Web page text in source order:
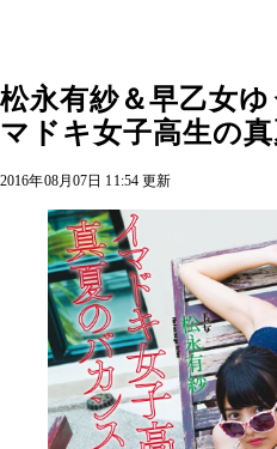
松永有紗＆早乙女
マドキ女子高生の真
2016年08月07日 11:54 更新